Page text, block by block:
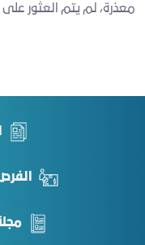
معذرة، لم يتم العثور على